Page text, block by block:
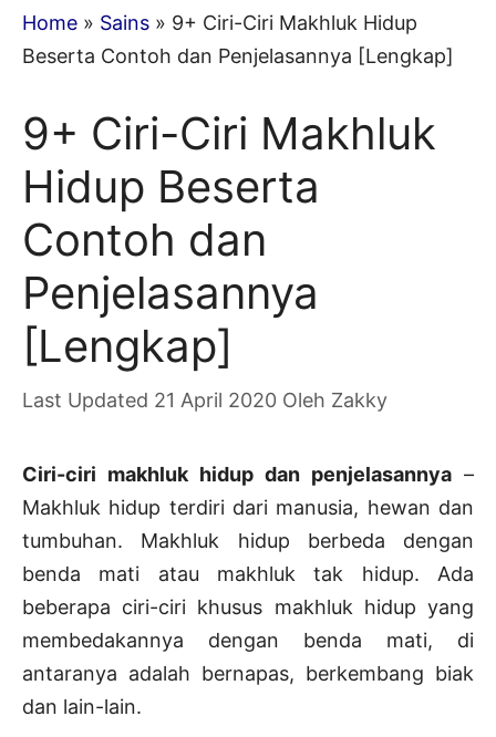
Home » Sains » 9+ Ciri-Ciri Makhluk Hidup
Beserta Contoh dan Penjelasannya [Lengkap]
9+ Ciri-Ciri Makhluk
Hidup Beserta
Contoh dan
Penjelasannya
[Lengkap]
21 April 2020 Oleh Zakky
Ciri-ciri makhluk hidup dan penjelasannya –
Makhluk hidup terdiri dari manusia, hewan dan
tumbuhan. Makhluk hidup berbeda dengan
benda mati atau makhluk tak hidup. Ada
beberapa ciri-ciri khusus makhluk hidup yang
membedakannya dengan benda mati, di
antaranya adalah bernapas, berkembang biak
dan lain-lain.